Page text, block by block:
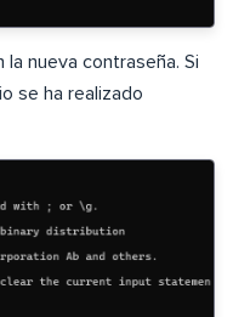
nueva contraseña. Si
se ha realizado